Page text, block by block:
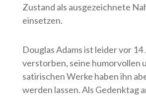
Zustand als ausgezeichnete
einsetzen.
Douglas Adams ist leider vor 14
verstorben, seine humorvollen
satirischen Werke haben ihn
werden lassen. Als Gedenktag